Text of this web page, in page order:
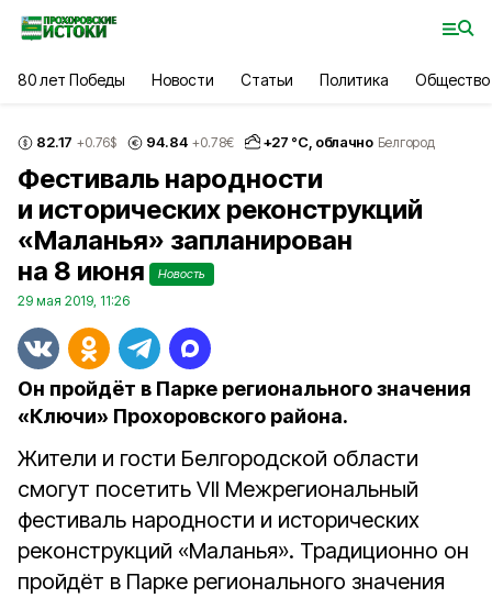
80 лет Победы Новости Статьи Политика Общество
82.17 +0.76$ 94.84 +0.78€ +27 °С, облачно Белгород
Фестиваль народности
и исторических реконструкций
«Маланья» запланирован
на 8 июня
Новость
29 мая 2019, 11:26
Он пройдёт в Парке регионального значения
«Ключи» Прохоровского района.
Жители и гости Белгородской области
смогут посетить VII Межрегиональный
фестиваль народности и исторических
реконструкций «Маланья». Традиционно он
пройдёт в Парке регионального значения